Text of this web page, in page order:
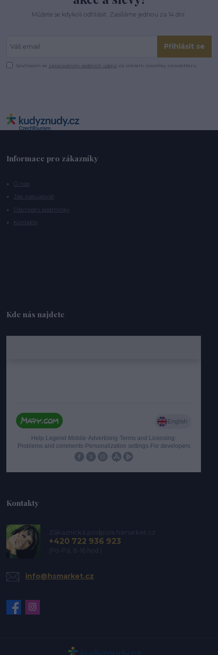
Můžete se kdykoli odhlásit. Zasíláme jednou za 14 dní.
Přihlásit se
Souhlasím se zpracováním osobních údajů za účelem rozesílky newsletteru.
Informace pro zákazníky
O nás
Jak nakupovat
Obchodní podmínky
Kontakty
Kde nás najdete
Kontakty
Zákaznická podpora hsmarket.cz
+420 722 936 923
(Po-Pá, 8-16 hod.)
info@hsmarket.cz